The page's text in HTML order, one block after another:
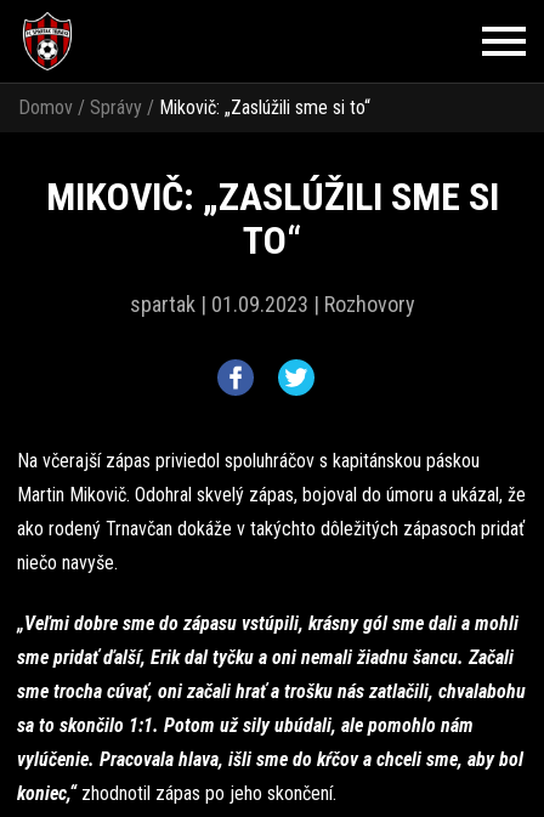
Domov / Správy / Mikovič: „Zaslúžili sme si to“
MIKOVIČ: „ZASLÚŽILI SME SI
TO“
spartak | 01.09.2023 | Rozhovory
Na včerajší zápas priviedol spoluhráčov s kapitánskou páskou
Martin Mikovič. Odohral skvelý zápas, bojoval do úmoru a ukázal, že
ako rodený Trnavčan dokáže v takýchto dôležitých zápasoch pridať
niečo navyše.
„Veľmi dobre sme do zápasu vstúpili, krásny gól sme dali a mohli
sme pridať ďalší, Erik dal tyčku a oni nemali žiadnu šancu. Začali
sme trocha cúvať, oni začali hrať a trošku nás zatlačili, chvalabohu
sa to skončilo 1:1. Potom už sily ubúdali, ale pomohlo nám
vylúčenie. Pracovala hlava, išli sme do kŕčov a chceli sme, aby bol
koniec,“ zhodnotil zápas po jeho skončení.